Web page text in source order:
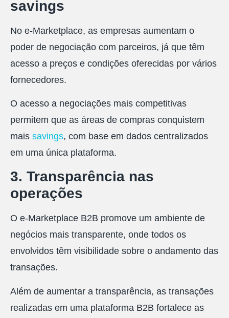
savings
No e-Marketplace, as empresas aumentam o
poder de negociação com parceiros, já que têm
acesso a preços e condições oferecidas por vários
fornecedores.
O acesso a negociações mais competitivas
permitem que as áreas de compras conquistem
mais savings, com base em dados centralizados
em uma única plataforma.
3. Transparência nas
operações
O e-Marketplace B2B promove um ambiente de
negócios mais transparente, onde todos os
envolvidos têm visibilidade sobre o andamento das
transações.
Além de aumentar a transparência, as transações
realizadas em uma plataforma B2B fortalece as